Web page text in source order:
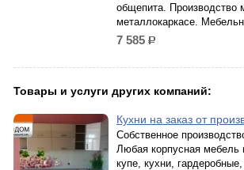
общепита. Производство
металлокаркасе.
7 585 р.
Товары и услуги других компаний:
Кухни на заказ от
Собственное
Любая корпусная мебель
купе, кухни, гардеробные,